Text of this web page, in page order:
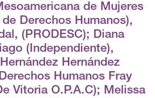
de Mujeres
Derechos Humanos),
(PRODESC); Diana
(Independiente),
Hernández
Humanos Fray
Vitoria O.P.A.C); Melissa